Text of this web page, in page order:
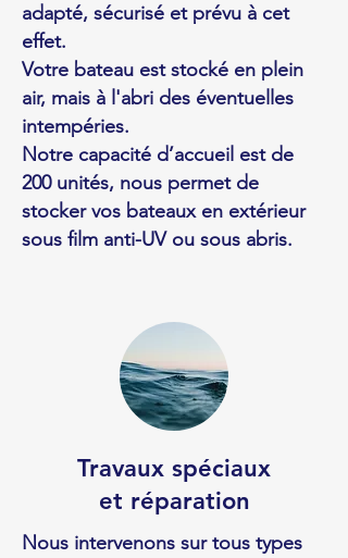
adapté, sécurisé et prévu à cet
effet.
Votre bateau est stocké en plein
air, mais à l'abri des éventuelles
intempéries.
Notre capacité d’accueil est de
200 unités, nous permet de
stocker vos bateaux en extérieur
sous film anti-UV ou sous abris.
Travaux spéciaux
et réparation
Nous intervenons sur tous types